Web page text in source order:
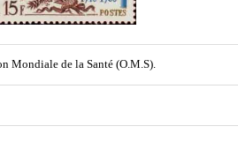
Mondiale de la Santé (O.M.S).